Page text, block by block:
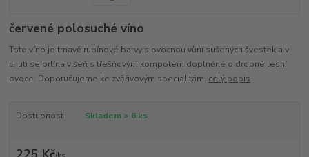
červené polosuché víno
Toto víno je tmavě rubínové barvy s ovocnou vůní sušených švestek a v
chuti se prlíná višeň s třešňovým kompotem doplněné o drobné lesní
ovoce. Doporučujeme ke zvěřivovým specialitám. celý popis
Dostupnost Skladem > 6 ks